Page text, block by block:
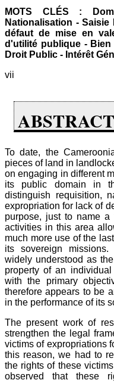
MOTS CLÉS :
Nationalisation -
défaut de mise en
d'utilité publique - Bien
Droit Public - Intérêt
vii
ABSTRACT
To date, the
pieces of land in
on engaging in different
its public domain in
distinguish requisition,
expropriation for lack of
purpose, just to name a
activities in this area
much more use of the
its sovereign
widely understood as
property of an
with the primary
therefore appears to be
in the performance of its
The present work of
strengthen the legal
victims of expropriations
this reason, we had to
the rights of these
observed that these